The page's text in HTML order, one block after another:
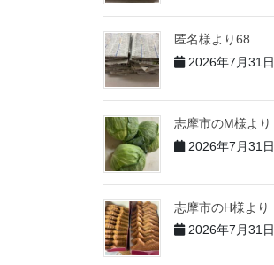
匿名様より68
2026年7月31日
志摩市のM様より
2026年7月31日
志摩市のH様より
2026年7月31日